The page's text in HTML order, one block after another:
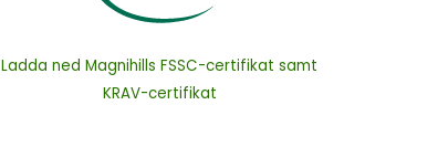
Ladda ned Magnihills FSSC-certifikat samt
KRAV-certifikat